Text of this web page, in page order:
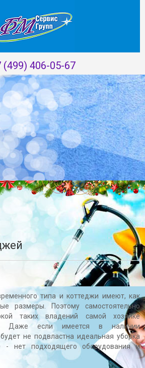
(499) 406-05-67
коттеджей
или строительства
типа и коттеджи имеют, как
размеры. Поэтому самостоятельно
таких владений самой хозяйке
Даже если имеется в наличии
не подвластна идеальная уборка
- нет подходящего оборудования и